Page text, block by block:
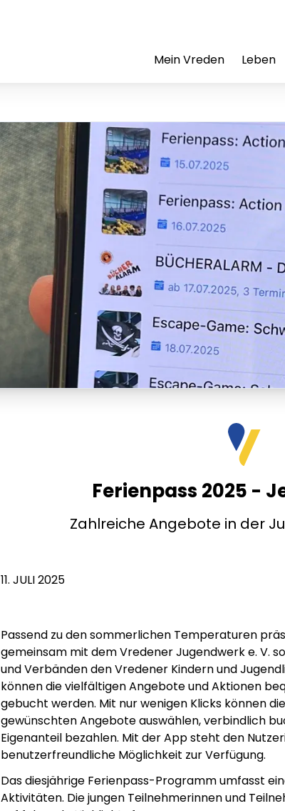
Mein Vreden Leben
Ferienpass 2025 -
Zahlreiche Angebote in der
11. JULI 2025
Passend zu den sommerlichen Temperaturen
gemeinsam mit dem Vredener Jugendwerk e. V.
und Verbänden den Vredener Kindern und
können die vielfältigen Angebote und Aktionen
gebucht werden. Mit nur wenigen Klicks können
gewünschten Angebote auswählen, verbindlich
Eigenanteil bezahlen. Mit der App steht den
benutzerfreundliche Möglichkeit zur Verfügung.
Das diesjährige Ferienpass-Programm umfasst
Aktivitäten. Die jungen Teilnehmerinnen und